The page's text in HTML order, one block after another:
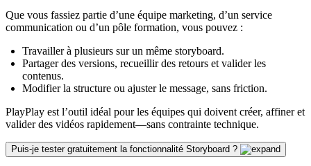
Que vous fassiez partie d’une équipe marketing, d’un service
communication ou d’un pôle formation, vous pouvez :
Travailler à plusieurs sur un même storyboard.
Partager des versions, recueillir des retours et valider les
contenus.
Modifier la structure ou ajuster le message, sans friction.
PlayPlay est l’outil idéal pour les équipes qui doivent créer, affiner et
valider des vidéos rapidement—sans contrainte technique.
Puis-je tester gratuitement la fonctionnalité Storyboard ?